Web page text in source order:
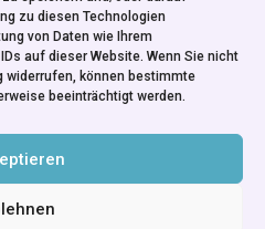
zu diesen Technologien
von Daten wie Ihrem
auf dieser Website. Wenn Sie nicht
widerrufen, können bestimmte
beeinträchtigt werden.